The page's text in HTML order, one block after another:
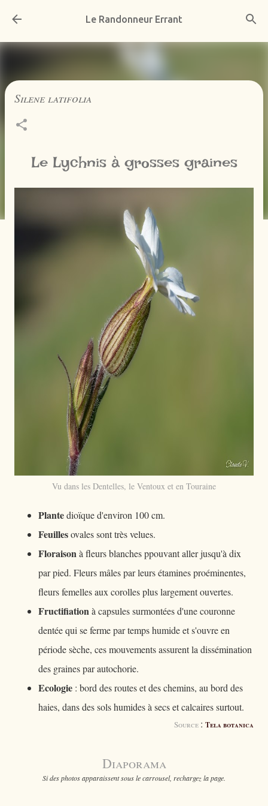
Accéder au contenu principal
Le Randonneur Errant
Silene latifolia
Le Lychnis à grosses graines
Vu dans les Dentelles, le Ventoux et en Touraine
Plantedioïque d'environ 100 cm.
Feuillesovales sont très velues.
Floraisonà fleurs blanches ppouvant aller jusqu'à dix
par pied. Fleurs mâles par leurs étamines proéminentes,
fleurs femelles aux corolles plus largement ouvertes.
Fructifiationà capsules surmontées d'une couronne
dentée qui se ferme par temps humide et s'ouvre en
période sèche, ces mouvements assurent la dissémination
des graines par autochorie.
Ecologie : bord des routes et des chemins, au bord des
haies, dans des sols humides à secs et calcaires surtout.
Source : Tela botanica
Diaporama
Si des photos apparaissent sous le carrousel, rechargez la page.